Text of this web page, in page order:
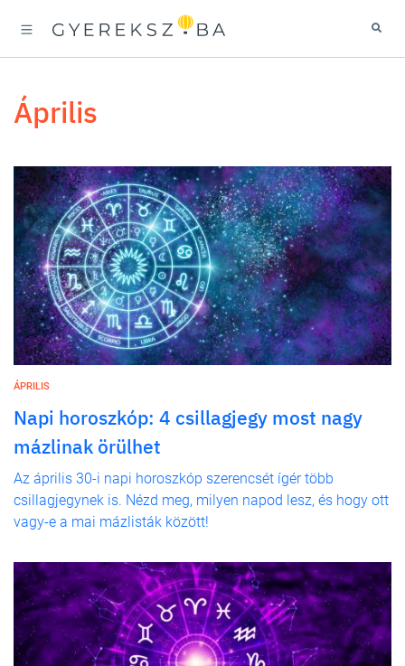
április
ÁPRILIS
Napi horoszkóp: 4 csillagjegy most nagy
mázlinak örülhet
Az április 30-i napi horoszkóp szerencsét ígér több
csillagjegynek is. Nézd meg, milyen napod lesz, és hogy ott
vagy-e a mai mázlisták között!